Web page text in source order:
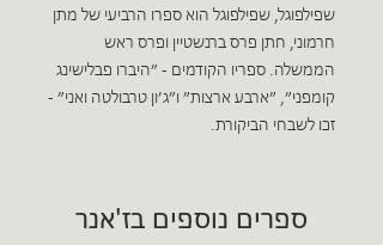
שפילפוגל, שפילפוגל הוא ספרו הרביעי של מתן
חרמוני, חתן פרס ברנשטיין ופרס ראש
הממשלה. ספריו הקודמים - ״היברו פבלישינג
קומפני״, ״ארבע ארצות״ ו״ג׳ון טרבולטה ואני״ -
זכו לשבחי הביקורת.
ספרים נוספים בז'אנר